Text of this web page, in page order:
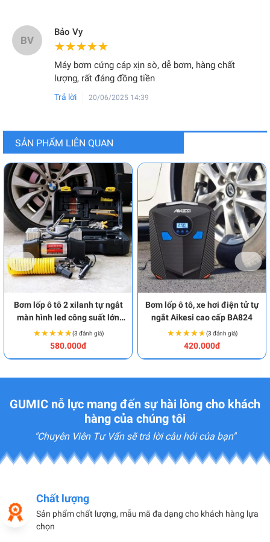
BV
Bảo Vy
★★★★★
★★★★★
Máy bơm cứng cáp xịn sò, dễ bơm, hàng chất
lượng, rất đáng đồng tiền
Trả lời 20/06/2025 14:39
SẢN PHẨM LIÊN QUAN
Bơm lốp ô tô 2 xilanh tự ngắt
màn hình led công suất lớn
kèm hộp phụ kiện BA1601
★★★★★
★★★★★(3 đánh giá)
580.000đ
Bơm lốp ô tô, xe hơi điện tử tự
ngắt Aikesi cao cấp BA824
★★★★★
★★★★★(3 đánh giá)
420.000đ
GUMIC nỗ lực mang đến sự hài lòng cho khách
hàng của chúng tôi
"Chuyên Viên Tư Vấn sẽ trả lời câu hỏi của bạn"
Chất lượng
Sản phẩm chất lượng, mẫu mã đa dạng cho khách hàng lựa
chọn